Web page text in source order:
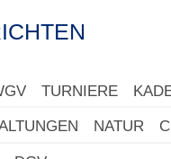
TURNIERE
NATUR